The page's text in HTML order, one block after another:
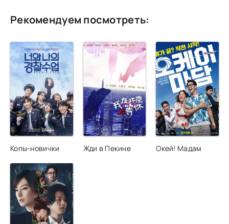
Рекомендуем посмотреть:
Копы-новички Жди в Пекине Окей! Мадам